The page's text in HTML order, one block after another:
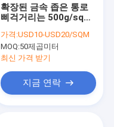
확장된 금속 좁은 통로
삐걱거리는 500g/sqm
가격:USD10-USD20/SQM
MOQ:50제곱미터
최신 가격 받기
지금 연락